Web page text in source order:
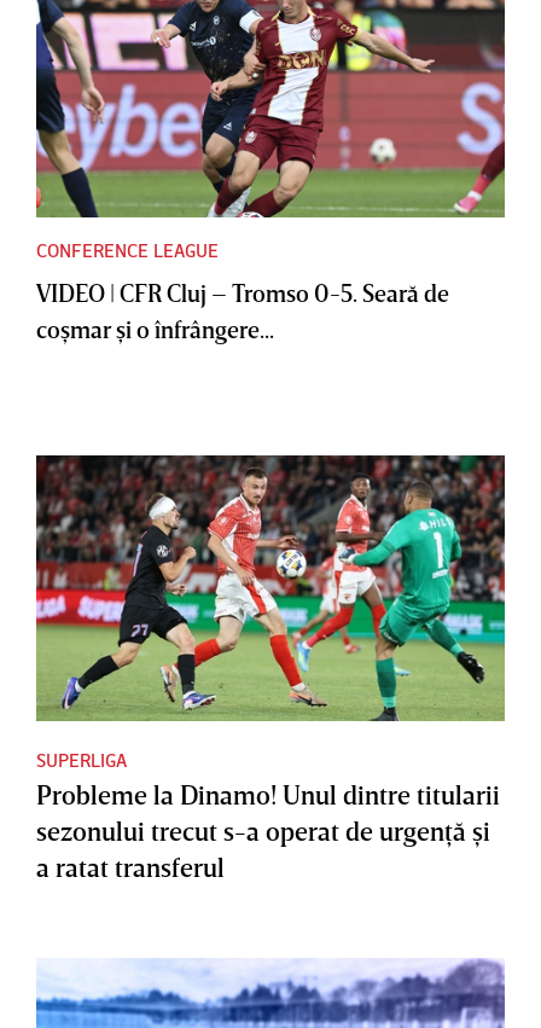
CONFERENCE LEAGUE
VIDEO | CFR Cluj – Tromso 0-5. Seară de
coşmar şi o înfrângere...
SUPERLIGA
Probleme la Dinamo! Unul dintre titularii
sezonului trecut s-a operat de urgenţă şi
a ratat transferul